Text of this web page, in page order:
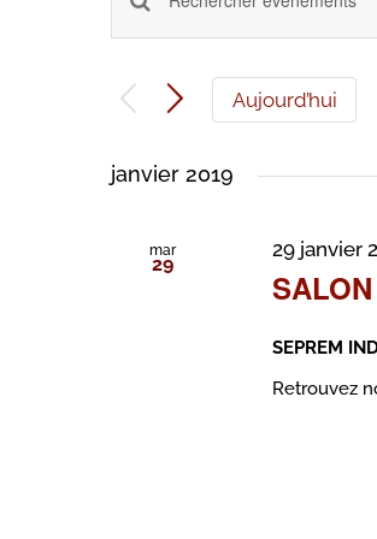
Recherche
et
navigation
de
Évènements
Saisir
Évènements
par
clé.
Aujourd’hui
janvier 2019
mar
29
29 janvier
SEPREM
Retrouvez